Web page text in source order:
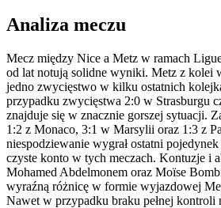
Analiza meczu
Mecz między Nice a Metz w ramach
od lat notują solidne wyniki. Metz z kolei
jedno zwycięstwo w kilku ostatnich
przypadku zwycięstwa 2:0 w Strasburgu
znajduje się w znacznie gorszej sytuacji.
1:2 z Monaco, 3:1 w Marsylii oraz 1:3 z
niespodziewanie wygrał ostatni
czyste konto w tych meczach. Kontuzje i
Mohamed Abdelmonem oraz Moïse
wyraźną różnicę w formie wyjazdowej
Nawet w przypadku braku pełnej kontroli